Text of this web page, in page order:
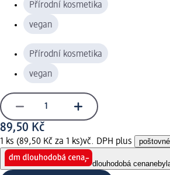
Přírodní kosmetika
vegan
Přírodní kosmetika
vegan
89,50 Kč
1 ks (89,50 Kč za 1 ks)vč. DPH plus poštovné
dlouhodobá cena